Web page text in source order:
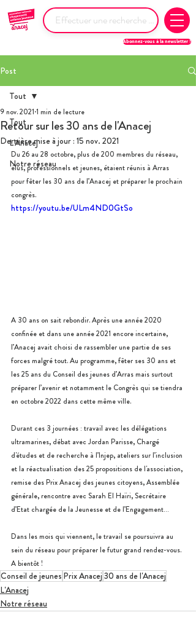
Abonnez-vous à la newsletter !
Post
Tout
L'Anacej
Notre réseau
Tout
Retour sur les 30 ans de l'Anacej
9 nov. 2021 1 min de lecture
Dernière mise à jour : 15 nov. 2021
Du 26 au 28 octobre, plus de 200 membres du réseau,
élus, professionnels et jeunes, étaient réunis à Arras
pour fêter les 30 ans de l’Anacej et préparer le prochain
congrès.
https://youtu.be/ULm4ND0GtSo
A 30 ans on sait rebondir. Après une année 2020
confinée et dans une année 2021 encore incertaine,
l’Anacej avait choisi de rassembler une partie de ses
forces malgré tout. Au programme, fêter ses 30 ans et
les 25 ans du Conseil des jeunes d’Arras mais surtout
préparer l’avenir et notamment le Congrès qui se tiendra
en octobre 2022 dans cette même ville.
Durant ces 3 journées : travail avec les délégations
ultramarines, débat avec Jordan Parisse, Chargé
d'études et de recherche à l’Injep, ateliers sur l’inclusion
et la réactualisation des 25 propositions de l'association,
remise des Prix Anacej des jeunes citoyens, Assemblée
générale, rencontre avec Sarah El Haïri, Secrétaire
d’Etat chargée de la Jeunesse et de l’Engagement…
Dans les mois qui viennent, le travail se poursuivra au
sein du réseau pour préparer le futur grand rendez-vous.
A bientôt !
Conseil de jeunes Prix Anacej 30 ans de l'Anacej
L'Anacej
Notre réseau